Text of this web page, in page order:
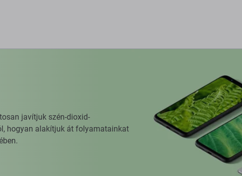
javítjuk szén-dioxid-
hogyan alakítjuk át folyamatainkat